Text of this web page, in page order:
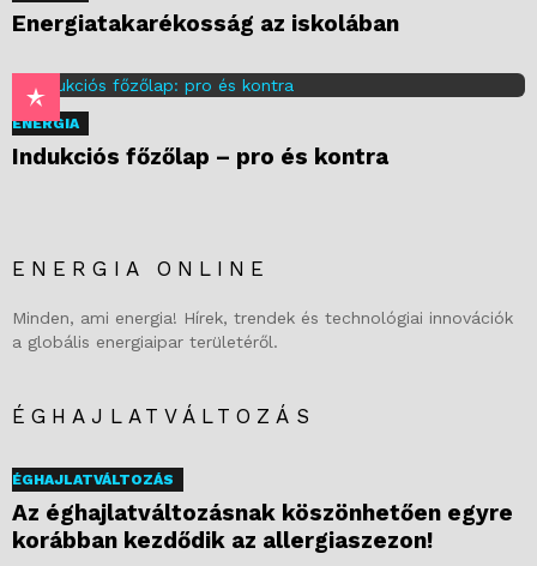
Energiatakarékosság az iskolában
ENERGIA
Indukciós főzőlap – pro és kontra
ENERGIA ONLINE
Minden, ami energia! Hírek, trendek és technológiai innovációk
a globális energiaipar területéről.
ÉGHAJLATVÁLTOZÁS
ÉGHAJLATVÁLTOZÁS
Az éghajlatváltozásnak köszönhetően egyre
korábban kezdődik az allergiaszezon!